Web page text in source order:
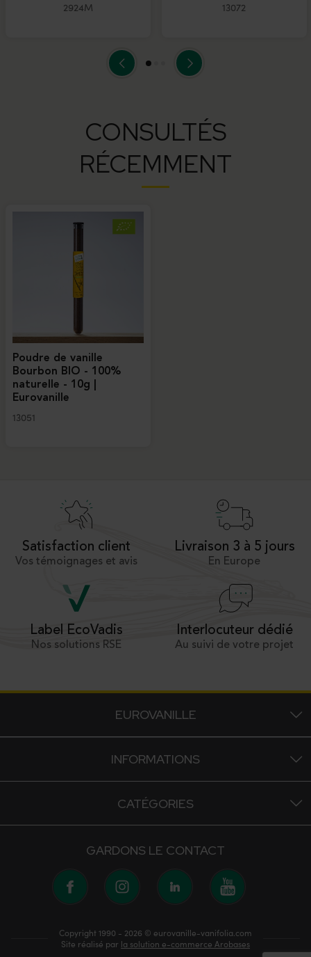
2924M 13072
CONSULTÉS
RÉCEMMENT
Poudre de vanille
Bourbon BIO - 100%
naturelle - 10g |
Eurovanille
13051
Satisfaction client
Vos témoignages et avis
Livraison 3 à 5 jours
En Europe
Label EcoVadis
Nos solutions RSE
Interlocuteur dédié
Au suivi de votre projet
EUROVANILLE
INFORMATIONS
CATÉGORIES
GARDONS LE CONTACT
Copyright 1990 - 2026 © eurovanille-vanifolia.com
Site réalisé par la solution e-commerce Arobases